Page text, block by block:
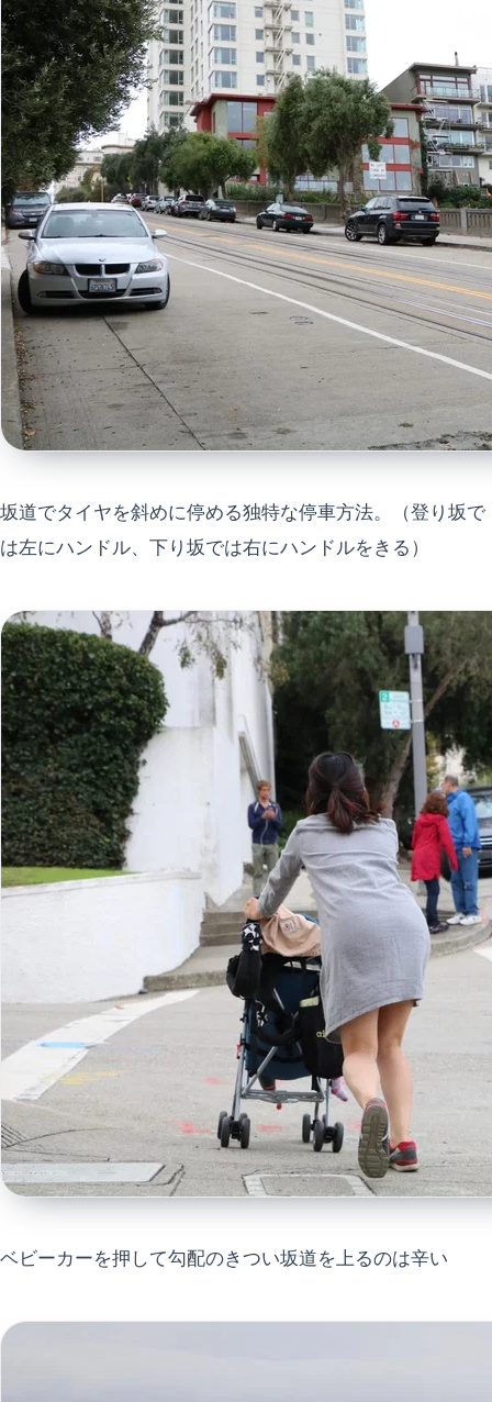
坂道でタイヤを斜めに停める独特な停車方法。（登り坂で
は左にハンドル、下り坂では右にハンドルをきる）
ベビーカーを押して勾配のきつい坂道を上るのは辛い